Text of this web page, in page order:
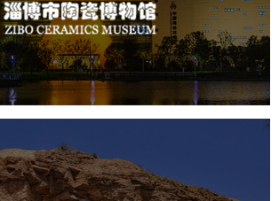
物馆 智慧博物馆
博物馆网站建设
景区网站建设
云冈石窟